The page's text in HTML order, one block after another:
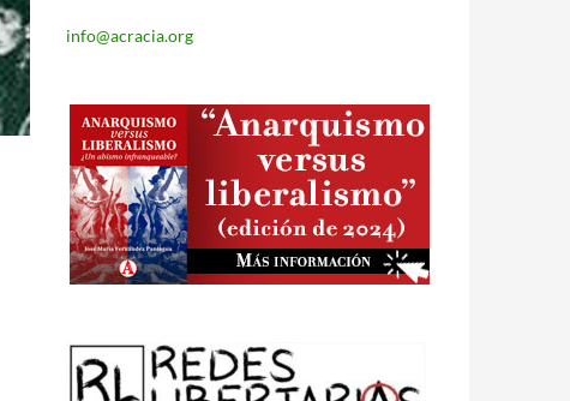
info@acracia.org